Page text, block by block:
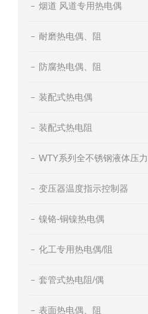
烟道 风道专用热电偶
耐磨热电偶、阻
防腐热电偶、阻
装配式热电偶
装配式热电阻
变压器温度指示控制器
镍铬-铜镍热电偶
化工专用热电偶/阻
套管式热电阻/偶
表面热电偶、阻